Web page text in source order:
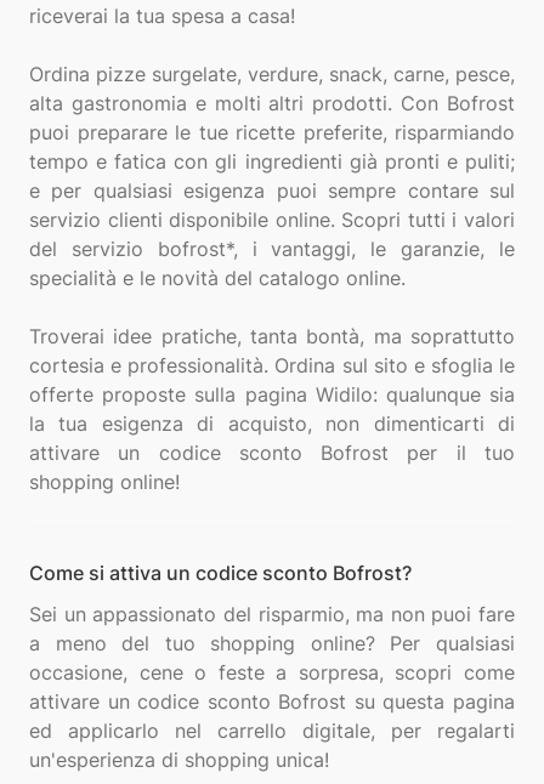
riceverai la tua spesa a casa!
Ordina pizze surgelate, verdure, snack, carne, pesce,
alta gastronomia e molti altri prodotti. Con Bofrost
puoi preparare le tue ricette preferite, risparmiando
tempo e fatica con gli ingredienti già pronti e puliti;
e per qualsiasi esigenza puoi sempre contare sul
servizio clienti disponibile online. Scopri tutti i valori
del servizio bofrost*, i vantaggi, le garanzie, le
specialità e le novità del catalogo online.
Troverai idee pratiche, tanta bontà, ma soprattutto
cortesia e professionalità. Ordina sul sito e sfoglia le
offerte proposte sulla pagina Widilo: qualunque sia
la tua esigenza di acquisto, non dimenticarti di
attivare un codice sconto Bofrost per il tuo
Come si attiva un codice sconto Bofrost?
Sei un appassionato del risparmio, ma non puoi fare
a meno del tuo shopping online? Per qualsiasi
occasione, cene o feste a sorpresa, scopri come
attivare un codice sconto Bofrost su questa pagina
ed applicarlo nel carrello digitale, per regalarti
un'esperienza di shopping unica!